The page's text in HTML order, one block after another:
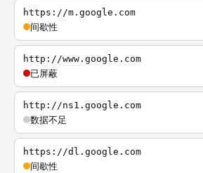
https://m.google.com
间歇性
http://www.google.com
已屏蔽
http://ns1.google.com
数据不足
https://dl.google.com
间歇性